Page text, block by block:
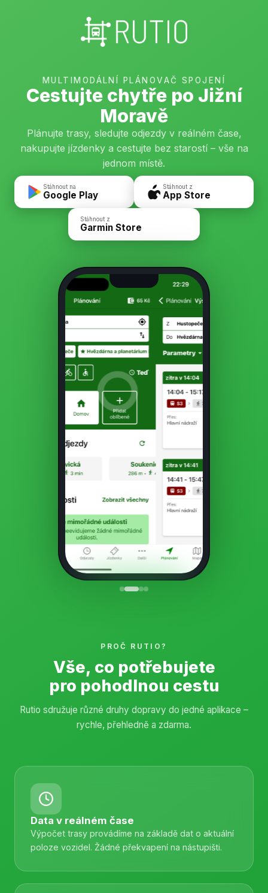
MULTIMODÁLNÍ PLÁNOVAČ SPOJENÍ
Cestujte chytře po Jižní
Moravě
Plánujte trasy, sledujte odjezdy v reálném čase,
nakupujte jízdenky a cestujte bez starostí – vše na
jednom místě.
Stáhnout na
Google Play
Stáhnout z
App Store
Stáhnout z
Garmin Store
PROČ RUTIO?
Vše, co potřebujete
pro pohodlnou cestu
Rutio sdružuje různé druhy dopravy do jedné aplikace –
rychle, přehledně a zdarma.
Data v reálném čase
Výpočet trasy provádíme na základě dat o aktuální
poloze vozidel. Žádné překvapení na nástupišti.